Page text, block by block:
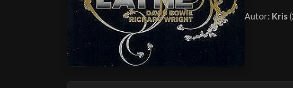
Autor: Kris